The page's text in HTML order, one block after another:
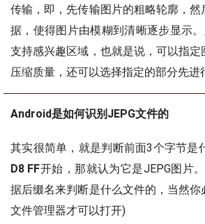
传输，即，先传输图片的粗略轮廓，
据，使得图片由模糊到清晰逐步显示
支持感兴趣区域，也就是说，可以指
压缩质量，还可以选择指定的部分先进
Android是如何识别JEPG文件的
其实很简单，就是判断前面3个字节是
D8 FF开始，那就认为它是JEPG图片
据后缀名来判断是什么文件的，当然你
文件管理器才可以打开)